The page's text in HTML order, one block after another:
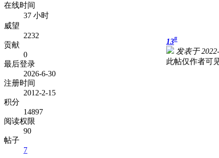
在线时间
37 小时
威望
2232
贡献
0
最后登录
2026-6-30
注册时间
2012-2-15
积分
14897
阅读权限
90
帖子
7
13#
发表于
此帖仅作者可